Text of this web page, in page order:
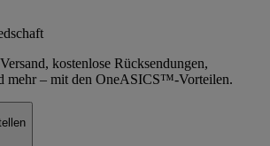
kostenlose Rücksendungen,
mehr – mit den OneASICS™-Vorteilen.